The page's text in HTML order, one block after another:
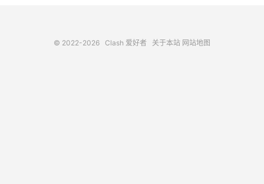
© 2022-2026 Clash 爱好者 关于本站 网站地图